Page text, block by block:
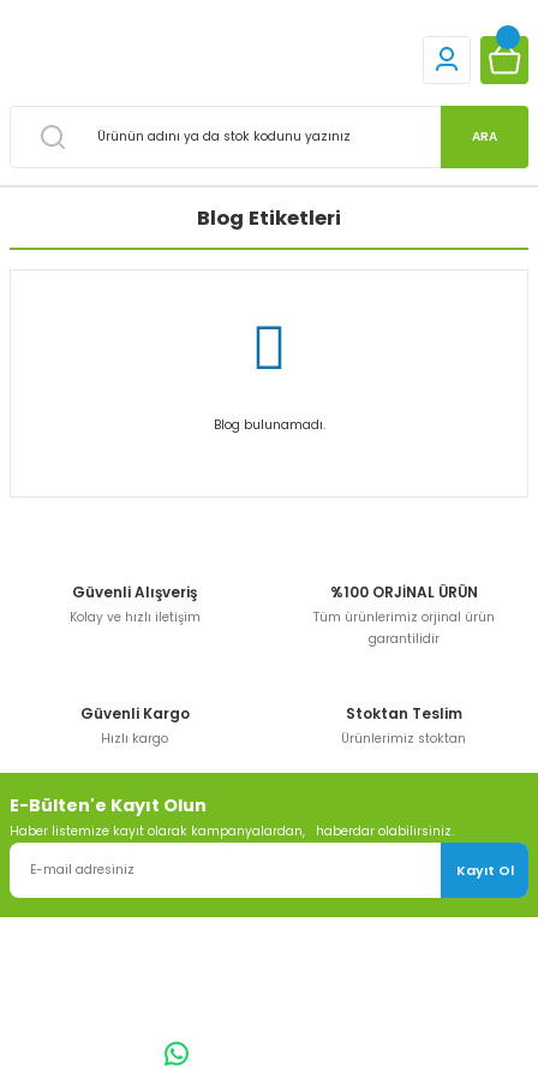
ARA
Blog Etiketleri
Blog bulunamadı.
Güvenli Alışveriş
Kolay ve hızlı iletişim
%100 ORJİNAL ÜRÜN
Tüm ürünlerimiz orjinal ürün
garantilidir
Güvenli Kargo
Hızlı kargo
Stoktan Teslim
Ürünlerimiz stoktan
E-Bülten'e Kayıt Olun
Haber listemize kayıt olarak kampanyalardan, haberdar olabilirsiniz.
Kayıt Ol